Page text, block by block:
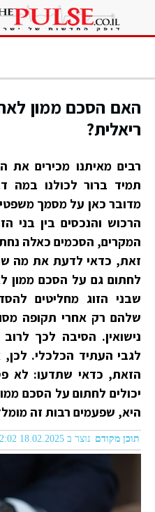
האם הסכם ממון
ריאלית?
רבים מאיתנו מכירים
תמיד ברור לכולנו במה
מדובר כאן על מסמך
הרכוש והנכסים בין בני
המקרים, הסכמים כאלה
זאת, כדאי לדעת את מה
לחתום גם על הסכם ממון
שבני הזוג מחליטים
שלהם רק אחרי תקופה
נישואין. הסיבה לכך
לגבי העתיד הכלכלי.
הזאת, כדאי שתדעו: לא
יכולים לחתום על הסכם
היא, שפעמים רבות זה
תוכן מקודם נוצר ב 18.02.2025 02:02